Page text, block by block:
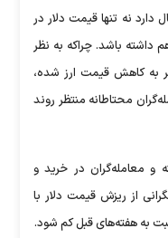
نه تنها قیمت دلار در
داشته باشد. چراکه به نظر
به کاهش قیمت ارز شده،
محتاطانه منتظر روند
و معامله‌گران در خرید و
از ریزش قیمت دلار با
به هفته‌های قبل کم شود.